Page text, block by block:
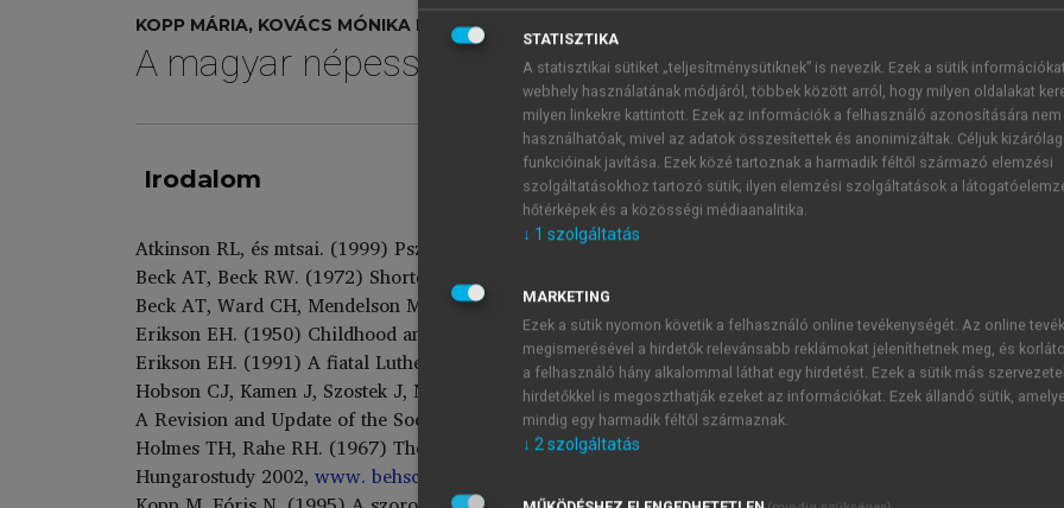
KOPP MÁRIA, KOVÁCS MÓNIKA ERIKA (SZERK.)
A magyar népesség életminősége az ezredfordulón
Irodalom
Atkinson RL, és mtsai. (1999) Pszichológia. Második, átdolgozott kiadás. Osiris Kiadó, Budapest, 23–29.
Beck AT, Beck RW. (1972) Shortened version of BDI. Post Grad Med, 52:81–85.
Beck AT, Ward CH, Mendelson M, Mock J, Erbaugh J. (1961) An inventory for measuring depression.
Erikson EH. (1950) Childhood and Society. Norton, New York.
Erikson EH. (1991) A fiatal Luther és más írások. Gondolat Kiadó, Budapest.
Hobson CJ, Kamen J, Szostek J, Nethercut CM, Tiedmann JW, Wojnarowicz S. (1998) Stressful Life Events:
A Revision and Update of the Social Readjustment Rating Scale. International Journal of Stress
Holmes TH, Rahe RH. (1967) The social adjustment rating scale. Journal of Psychosomatic Research,
Hungarostudy 2002, www. behsci. sote.hu/hungarostudy2002.htm
STATISZTIKA
A statisztikai sütiket „teljesítménysütiknek” is nevezik. Ezek a sütik
webhely használatának módjáról, többek között arról, hogy milyen oldalakat
milyen linkekre kattintott. Ezek az információk a felhasználó azonosítására nem
használhatóak, mivel az adatok összesítettek és anonimizáltak. Céljuk kizárólag
funkcióinak javítása. Ezek közé tartoznak a harmadik féltől származó elemzési
szolgáltatásokhoz tartozó sütik; ilyen elemzési szolgáltatások a
hőtérképek és a közösségi médiaanalitika.
↓ 1 szolgáltatás
MARKETING
Ezek a sütik nyomon követik a felhasználó online tevékenységét. Az online
megismerésével a hirdetők relevánsabb reklámokat jeleníthetnek meg, és
a felhasználó hány alkalommal láthat egy hirdetést. Ezek a sütik más
hirdetőkkel is megoszthatják ezeket az információkat. Ezek állandó sütik,
mindig egy harmadik féltől származnak.
↓ 2szolgáltatás